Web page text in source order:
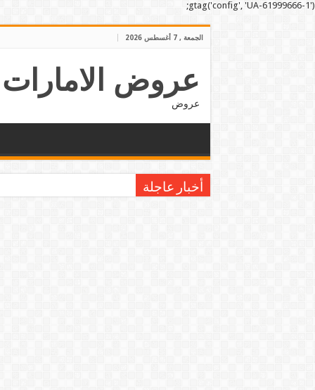
gtag('config', 'UA-61999666-1');
الجمعة , 7 أغسطس 2026
عروض الامارات
عروض
أخبار عاجلة